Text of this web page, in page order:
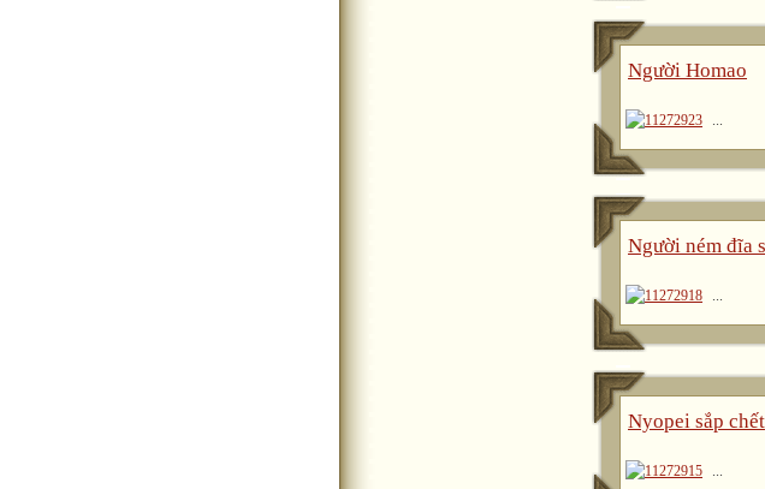
Người Homao
...
Người ném đĩa
...
Nyopei sắp chết
...